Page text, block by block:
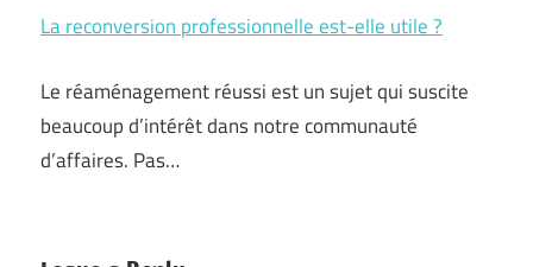
La reconversion professionnelle est-elle utile ?
Le réaménagement réussi est un sujet qui suscite
beaucoup d’intérêt dans notre communauté
d’affaires. Pas…